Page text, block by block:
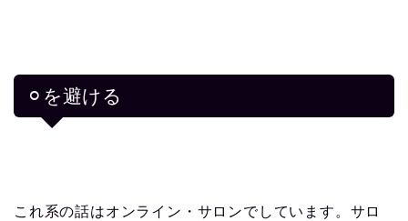
⚪︎を避ける
これ系の話はオンライン・サロンでしています。サロ